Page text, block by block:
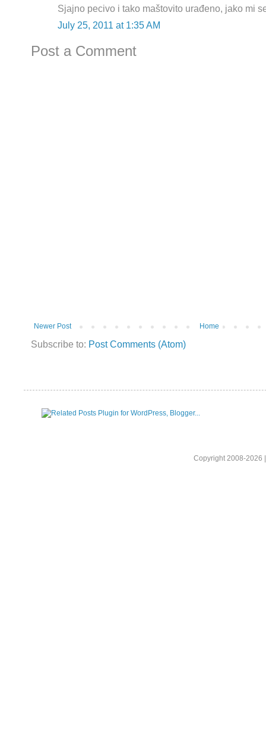
Sjajno pecivo i tako maštovito urađeno, jako mi
July 25, 2011 at 1:35 AM
Post a Comment
Newer Post Home
Subscribe to: Post Comments (Atom)
Copyright 2008-2026